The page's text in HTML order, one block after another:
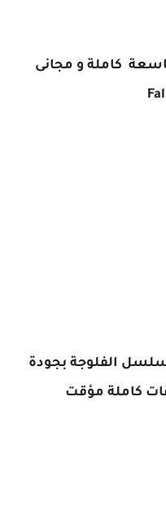
كاملة و مجانى
الفلوجة بجودة
كاملة مؤقت